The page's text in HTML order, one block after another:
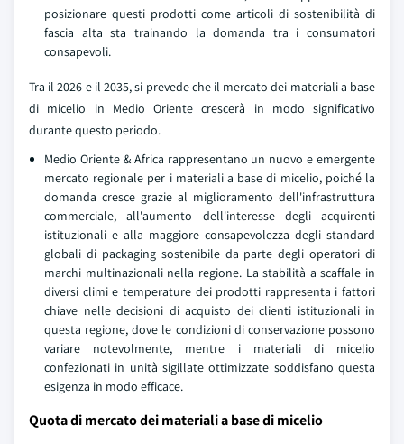
posizionare questi prodotti come articoli di sostenibilità di
fascia alta sta trainando la domanda tra i consumatori
consapevoli.
Tra il 2026 e il 2035, si prevede che il mercato dei materiali a base
di micelio in Medio Oriente crescerà in modo significativo
durante questo periodo.
Medio Oriente & Africa rappresentano un nuovo e emergente
mercato regionale per i materiali a base di micelio, poiché la
domanda cresce grazie al miglioramento dell'infrastruttura
commerciale, all'aumento dell'interesse degli acquirenti
istituzionali e alla maggiore consapevolezza degli standard
globali di packaging sostenibile da parte degli operatori di
marchi multinazionali nella regione. La stabilità a scaffale in
diversi climi e temperature dei prodotti rappresenta i fattori
chiave nelle decisioni di acquisto dei clienti istituzionali in
questa regione, dove le condizioni di conservazione possono
variare notevolmente, mentre i materiali di micelio
confezionati in unità sigillate ottimizzate soddisfano questa
esigenza in modo efficace.
Quota di mercato dei materiali a base di micelio